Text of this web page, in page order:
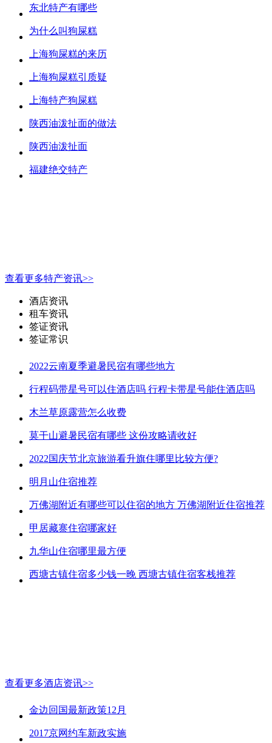
东北特产有哪些
为什么叫狗屎糕
上海狗屎糕的来历
上海狗屎糕引质疑
上海特产狗屎糕
陕西油泼扯面的做法
陕西油泼扯面
福建绝交特产
查看更多特产资讯>>
酒店资讯
租车资讯
签证资讯
签证常识
2022云南夏季避暑民宿有哪些地方
行程码带星号可以住酒店吗 行程卡带星号能住酒店吗
木兰草原露营怎么收费
莫干山避暑民宿有哪些 这份攻略请收好
2022国庆节北京旅游看升旗住哪里比较方便?
明月山住宿推荐
万佛湖附近有哪些可以住宿的地方 万佛湖附近住宿推荐
甲居藏寨住宿哪家好
九华山住宿哪里最方便
西塘古镇住宿多少钱一晚 西塘古镇住宿客栈推荐
查看更多酒店资讯>>
金边回国最新政策12月
2017京网约车新政实施